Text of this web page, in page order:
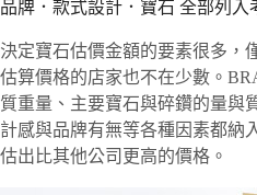
品牌．款式設計．寶石 全部列入
決定寶石估價金額的要素很多，
估算價格的店家也不在少數。
質重量、主要寶石與碎鑽的量與
計感與品牌有無等各種因素都納
估出比其他公司更高的價格。